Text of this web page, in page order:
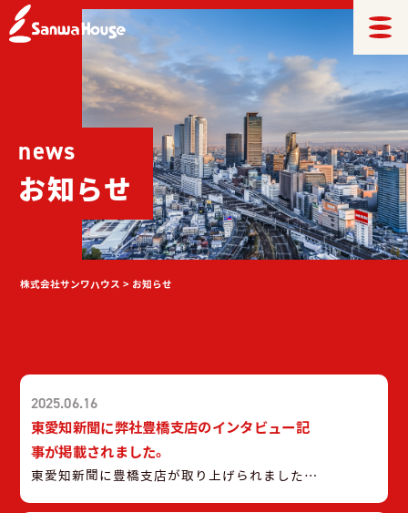
news
お知らせ
株式会社サンワハウス > お知らせ
2025.06.16
東愛知新聞に弊社豊橋支店のインタビュー記
事が掲載されました。
東愛知新聞に豊橋支店が取り上げられました。